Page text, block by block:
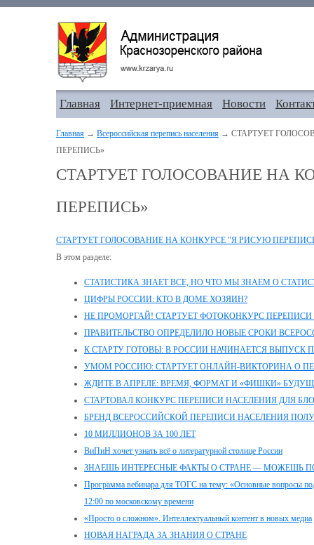
Главная Интернет-приемная Новости
Главная → Всероссийская перепись населения → СТАРТУЕТ
ПЕРЕПИСЬ»
СТАРТУЕТ ГОЛОСОВАНИЕ НА
ПЕРЕПИСЬ»
СТАРТУЕТ ГОЛОСОВАНИЕ НА КОНКУРСЕ "Я РИСУЮ
В этом разделе:
СТАТИСТИКА ЗНАЕТ ВСЕ, НО ЧТО МЫ ЗНАЕМ О
ЦИФРЫ РОССИИ: КТО В ДОМЕ ХОЗЯИН?
НЕ ПРОМОРГАЙ! СТАРТУЕТ ФОТОКОНКУРС
ПРАВИТЕЛЬСТВО ОПРЕДЕЛИЛО НОВЫЕ СРОКИ
К СТАРТУ ГОТОВЫ: В РОССИИ НАЧИНАЕТСЯ
УМОМ РОССИЮ: СТАРТУЕТ ОНЛАЙН-ВИКТОРИНА О
ЖДИТЕ В АПРЕЛЕ: ВРЕМЯ, ФОРМАТ И «ФИШКИ»
СТАРТОВАЛ КОНКУРС ПЕРЕПИСИ НАСЕЛЕНИЯ ДЛЯ
БРЕНД ВСЕРОССИЙСКОЙ ПЕРЕПИСИ НАСЕЛЕНИЯ
10 МИЛЛИОНОВ ЗА 100 ЛЕТ
ВиПиН хочет узнать всё о литературной столице России
ЗНАЕШЬ ИНТЕРЕСНЫЕ ФАКТЫ О СТРАНЕ — МОЖЕШЬ
Программа вебинара для ТОГС на тему: «Основные вопросы
12:00 по московскому времени
«Просто о сложном». Интеллектуальный контент в новых медиа
НОВАЯ НАГРАДА ЗА ЗНАНИЯ О СТРАНЕ